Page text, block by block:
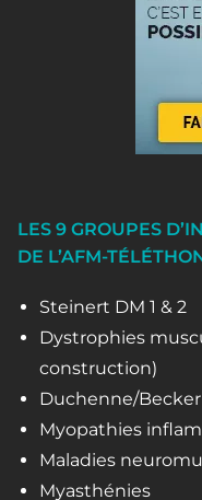
LES 9 GROUPES
DE L’AFM-
Steinert DM 1 & 2
Dystrophies
construction)
Duchenne/Becker
Myopathies
Maladies
Myasthénies